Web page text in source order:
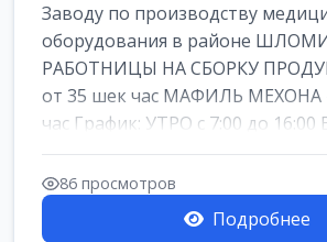
Заводу по производству
оборудования в районе ШЛОМИ
РАБОТНИЦЫ НА СБОРКУ
от 35 шек час МАФИЛЬ МЕХОНА
час График: УТРО с 7:00 до 16:00
д...
86 просмотров
Подробнее